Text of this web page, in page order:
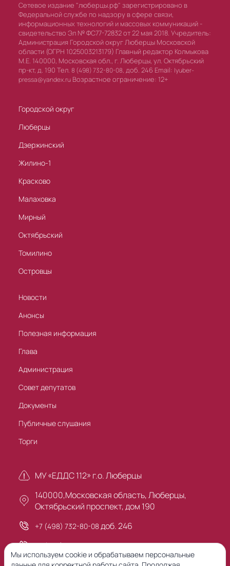
Сетевое издание "люберцы.рф" зарегистрировано в
Федеральной службе по надзору в сфере связи,
информационных технологий и массовых коммуникаций -
свидетельство Эл № ФС77-72832 от 22 мая 2018. Учредитель:
Администрация Городской округ Люберцы Московской
области (ОГРН 1025003213179) Главный редактор Колмыкова
М.Е. 140000, Московская обл., г. Люберцы, ул. Октябрьский
пр-кт, д. 190 Тел. 8 (498) 732-80-08, доб. 246 Email: lyuber-
pressa@yandex.ru Возрастное ограничение: 12+
Городской округ
Люберцы
Дзержинский
Жилино-1
Красково
Малаховка
Мирный
Октябрьский
Томилино
Островцы
Новости
Анонсы
Полезная информация
Глава
Администрация
Совет депутатов
Документы
Публичные слушания
Торги
МУ «ЕДДС 112» г.о. Люберцы
140000,Московская область, Люберцы,
Октябрьский проспект, дом 190
+7 (498) 732-80-08 доб. 246
+7 (495) 503-30-00
Мы используем cookie и обрабатываем персональные